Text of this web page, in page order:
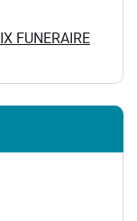
FUNERAIRE
dans un